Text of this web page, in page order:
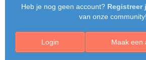
Heb je nog geen account? Registreer
van onze community!
Maak een
Login